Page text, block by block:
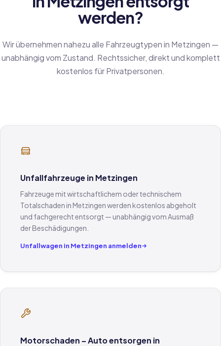
werden?
Wir übernehmen nahezu alle Fahrzeugtypen in Metzingen —
unabhängig vom Zustand. Rechtssicher, direkt und komplett
kostenlos für Privatpersonen.
Unfallfahrzeuge in Metzingen
Fahrzeuge mit wirtschaftlichem oder technischem
Totalschaden in Metzingen werden kostenlos abgeholt
und fachgerecht entsorgt — unabhängig vom Ausmaß
der Beschädigungen.
Unfallwagen in Metzingen anmelden
Motorschaden – Auto entsorgen in